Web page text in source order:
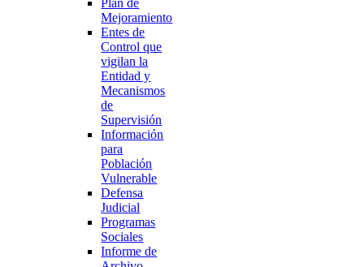
Plan de
Mejoramiento
Entes de
Control que
vigilan la
Entidad y
Mecanismos
de
Supervisión
Información
para
Población
Vulnerable
Defensa
Judicial
Programas
Sociales
Informe de